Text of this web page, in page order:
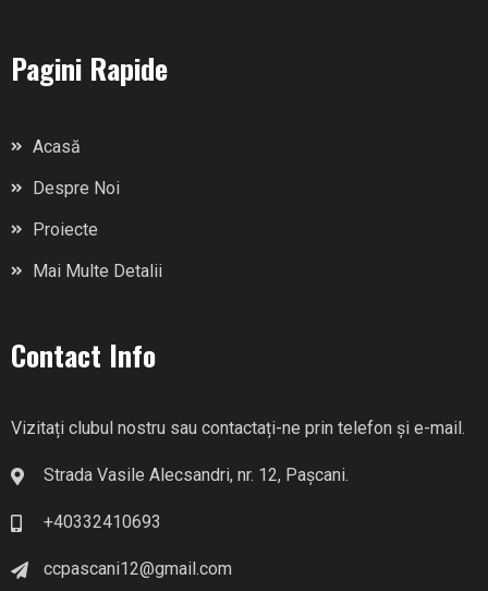
Pagini Rapide
Acasă
Despre Noi
Proiecte
Mai Multe Detalii
Contact Info
Vizitați clubul nostru sau contactați-ne prin telefon și e-mail.
Strada Vasile Alecsandri, nr. 12, Pașcani.
+40332410693
ccpascani12@gmail.com